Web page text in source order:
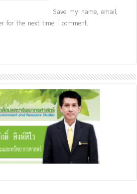
Save my name, email,
for the next time I comment.